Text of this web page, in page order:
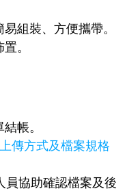
易組裝、方便攜帶。
。
帳。
傳方式及檔案規格
員協助確認檔案及後